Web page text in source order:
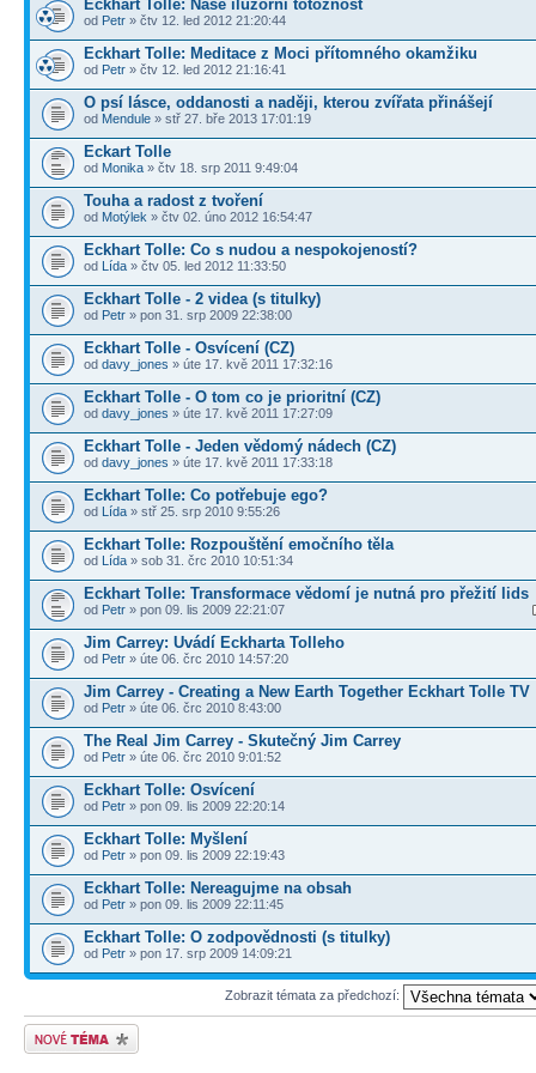
Eckhart Tolle: Naše iluzorní totožnost
od Petr » čtv 12. led 2012 21:20:44
Eckhart Tolle: Meditace z Moci přítomného okamžiku
od Petr » čtv 12. led 2012 21:16:41
O psí lásce, oddanosti a naději, kterou zvířata přinášejí
od Mendule » stř 27. bře 2013 17:01:19
Eckart Tolle
od Monika » čtv 18. srp 2011 9:49:04
Touha a radost z tvoření
od Motýlek » čtv 02. úno 2012 16:54:47
Eckhart Tolle: Co s nudou a nespokojeností?
od Lída » čtv 05. led 2012 11:33:50
Eckhart Tolle - 2 videa (s titulky)
od Petr » pon 31. srp 2009 22:38:00
Eckhart Tolle - Osvícení (CZ)
od davy_jones » úte 17. kvě 2011 17:32:16
Eckhart Tolle - O tom co je prioritní (CZ)
od davy_jones » úte 17. kvě 2011 17:27:09
Eckhart Tolle - Jeden vědomý nádech (CZ)
od davy_jones » úte 17. kvě 2011 17:33:18
Eckhart Tolle: Co potřebuje ego?
od Lída » stř 25. srp 2010 9:55:26
Eckhart Tolle: Rozpouštění emočního těla
od Lída » sob 31. črc 2010 10:51:34
Eckhart Tolle: Transformace vědomí je nutná pro přežití lids
od Petr » pon 09. lis 2009 22:21:07
Jim Carrey: Uvádí Eckharta Tolleho
od Petr » úte 06. črc 2010 14:57:20
Jim Carrey - Creating a New Earth Together Eckhart Tolle TV
od Petr » úte 06. črc 2010 8:43:00
The Real Jim Carrey - Skutečný Jim Carrey
od Petr » úte 06. črc 2010 9:01:52
Eckhart Tolle: Osvícení
od Petr » pon 09. lis 2009 22:20:14
Eckhart Tolle: Myšlení
od Petr » pon 09. lis 2009 22:19:43
Eckhart Tolle: Nereagujme na obsah
od Petr » pon 09. lis 2009 22:11:45
Eckhart Tolle: O zodpovědnosti (s titulky)
od Petr » pon 17. srp 2009 14:09:21
Zobrazit témata za předchozí:
Odeslat nové téma